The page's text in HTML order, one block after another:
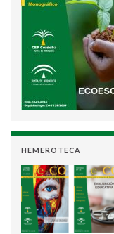
HEMEROTECA